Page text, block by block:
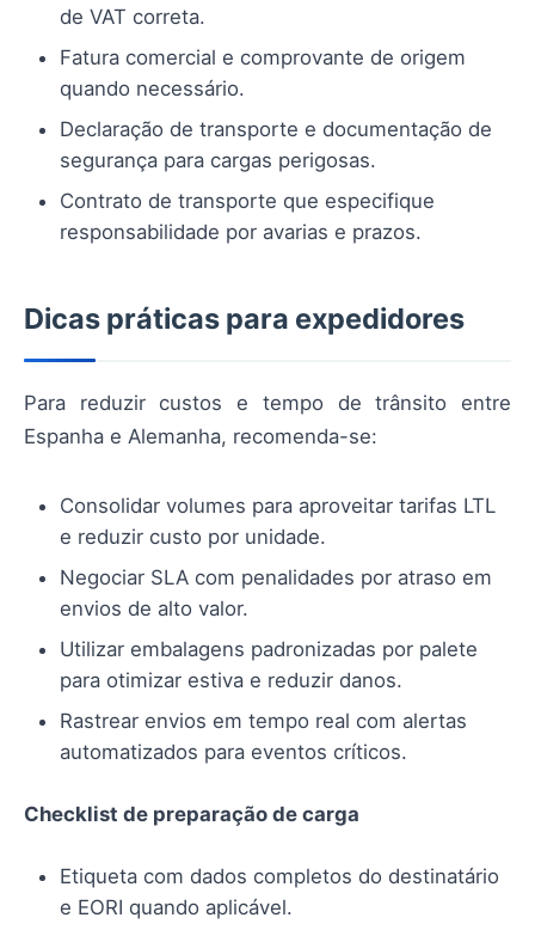
de VAT correta.
Fatura comercial e comprovante de origem
quando necessário.
Declaração de transporte e documentação de
segurança para cargas perigosas.
Contrato de transporte que especifique
responsabilidade por avarias e prazos.
Dicas práticas para expedidores
Para reduzir custos e tempo de trânsito entre
Espanha e Alemanha, recomenda-se:
Consolidar volumes para aproveitar tarifas LTL
e reduzir custo por unidade.
Negociar SLA com penalidades por atraso em
envios de alto valor.
Utilizar embalagens padronizadas por palete
para otimizar estiva e reduzir danos.
Rastrear envios em tempo real com alertas
automatizados para eventos críticos.
Checklist de preparação de carga
Etiqueta com dados completos do destinatário
e EORI quando aplicável.